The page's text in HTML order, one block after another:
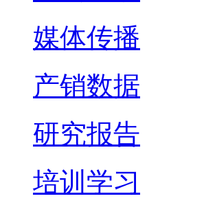
媒体传播
产销数据
研究报告
培训学习